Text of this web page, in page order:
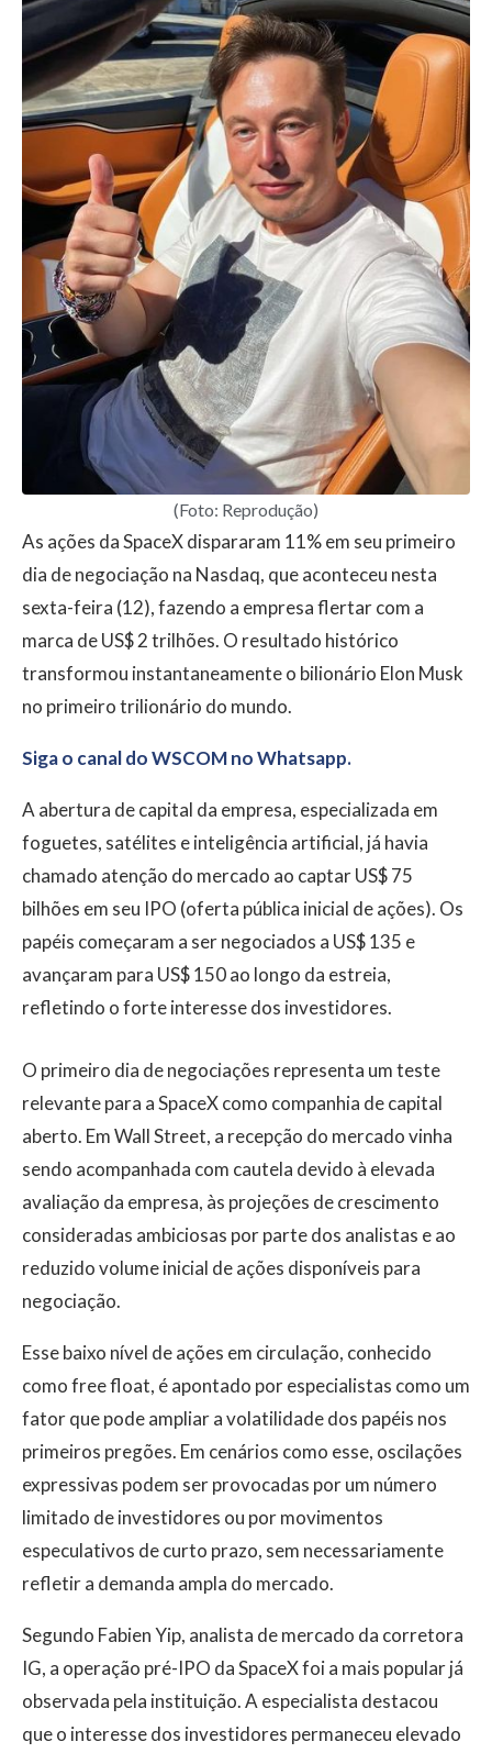
(Foto: Reprodução)
As ações da SpaceX dispararam 11% em seu primeiro
dia de negociação na Nasdaq, que aconteceu nesta
sexta-feira (12), fazendo a empresa flertar com a
marca de US$ 2 trilhões. O resultado histórico
transformou instantaneamente o bilionário Elon Musk
no primeiro trilionário do mundo.
Siga o canal do WSCOM no Whatsapp.
A abertura de capital da empresa, especializada em
foguetes, satélites e inteligência artificial, já havia
chamado atenção do mercado ao captar US$ 75
bilhões em seu IPO (oferta pública inicial de ações). Os
papéis começaram a ser negociados a US$ 135 e
avançaram para US$ 150 ao longo da estreia,
refletindo o forte interesse dos investidores.
O primeiro dia de negociações representa um teste
relevante para a SpaceX como companhia de capital
aberto. Em Wall Street, a recepção do mercado vinha
sendo acompanhada com cautela devido à elevada
avaliação da empresa, às projeções de crescimento
consideradas ambiciosas por parte dos analistas e ao
reduzido volume inicial de ações disponíveis para
negociação.
Esse baixo nível de ações em circulação, conhecido
como free float, é apontado por especialistas como um
fator que pode ampliar a volatilidade dos papéis nos
primeiros pregões. Em cenários como esse, oscilações
expressivas podem ser provocadas por um número
limitado de investidores ou por movimentos
especulativos de curto prazo, sem necessariamente
refletir a demanda ampla do mercado.
Segundo Fabien Yip, analista de mercado da corretora
IG, a operação pré-IPO da SpaceX foi a mais popular já
observada pela instituição. A especialista destacou
que o interesse dos investidores permaneceu elevado